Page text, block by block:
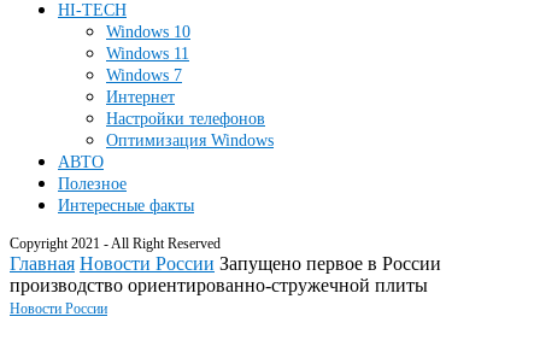
HI-TECH
Windows 10
Windows 11
Windows 7
Интернет
Настройки телефонов
Оптимизация Windows
АВТО
Полезное
Интересные факты
Copyright 2021 - All Right Reserved
Главная Новости России Запущено первое в России
производство ориентированно-стружечной плиты
Новости России